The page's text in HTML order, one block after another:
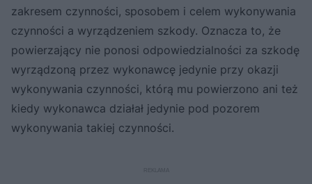
zakresem czynności, sposobem i celem wykonywania
czynności a wyrządzeniem szkody. Oznacza to, że
powierzający nie ponosi odpowiedzialności za szkodę
wyrządzoną przez wykonawcę jedynie przy okazji
wykonywania czynności, którą mu powierzono ani też
kiedy wykonawca działał jedynie pod pozorem
wykonywania takiej czynności.